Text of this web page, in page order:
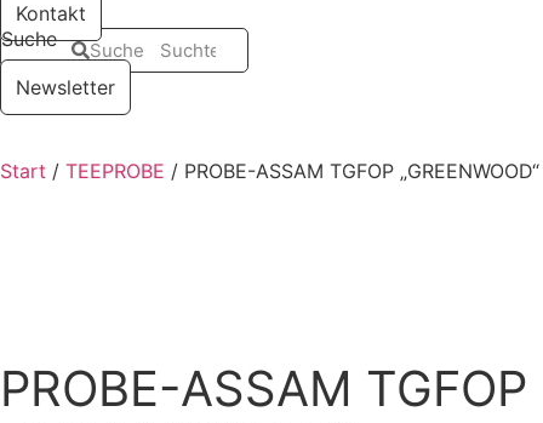
Kontakt
Suche
Suche
Newsletter
Start / TEEPROBE / PROBE-ASSAM TGFOP „GREENWOOD“
PROBE-ASSAM TGFOP